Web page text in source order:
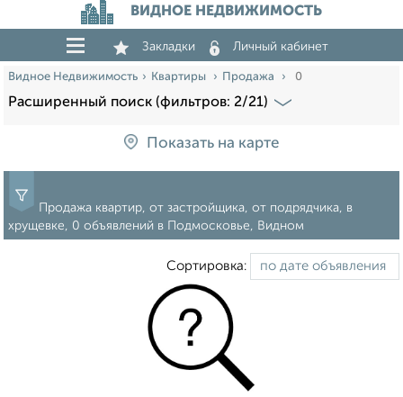
ВИДНОЕ НЕДВИЖИМОСТЬ
Закладки Личный кабинет
Видное Недвижимость Квартиры Продажа 0
Расширенный поиск (фильтров: 2/21)
Показать на карте
Продажа квартир, от застройщика, от подрядчика, в
хрущевке, 0 объявлений в Подмосковье, Видном
Сортировка: